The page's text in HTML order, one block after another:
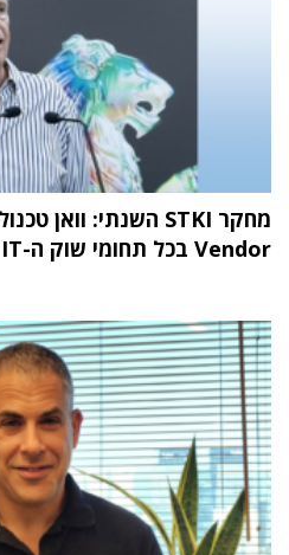
Vendor בכל תחומי שוק ה-IT